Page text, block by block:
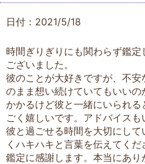
日付：2021/5/18
時間ぎりぎりにも関わらず鑑
ございました。
彼のことが大好きですが、不安
のまま想い続けていてもいい
かかるけど彼と一緒にいられ
ごく嬉しいです。アドバイス
彼と過ごせる時間を大切にし
くハキハキと言葉を伝えてく
鑑定に感謝します。本当にあり